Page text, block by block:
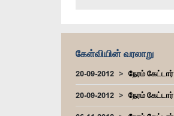
கேள்வியின் வரலாறு
20-09-2012
நேரம் கேட்டார்
20-09-2012
நேரம் கேட்டார்